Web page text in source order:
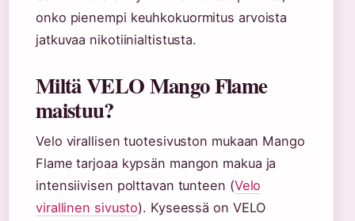
onko pienempi keuhkokuormitus arvoista
jatkuvaa nikotiinialtistusta.
Miltä VELO Mango Flame
maistuu?
Velo virallisen tuotesivuston mukaan Mango
Flame tarjoaa kypsän mangon makua ja
intensiivisen polttavan tunteen (Velo
virallinen sivusto). Kyseessä on VELO